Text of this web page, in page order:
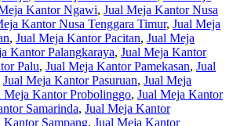
Kantor Ngawi, Jual Meja Kantor Nusa
Kantor Nusa Tenggara Timur, Jual Meja
, Jual Meja Kantor Pacitan, Jual Meja
Kantor Palangkaraya, Jual Meja Kantor
Palu, Jual Meja Kantor Pamekasan, Jual
Jual Meja Kantor Pasuruan, Jual Meja
Meja Kantor Probolinggo, Jual Meja Kantor
Samarinda, Jual Meja Kantor
Kantor Sampang, Jual Meja Kantor